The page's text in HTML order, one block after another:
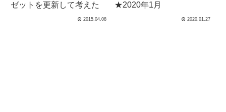
ゼットを更新して考えた
2015.04.08
★2020年1月
2020.01.27